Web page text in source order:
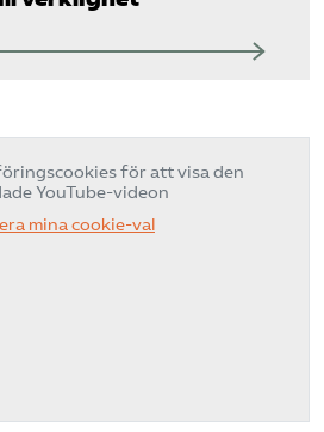
för att visa den
YouTube-videon
mina cookie-val